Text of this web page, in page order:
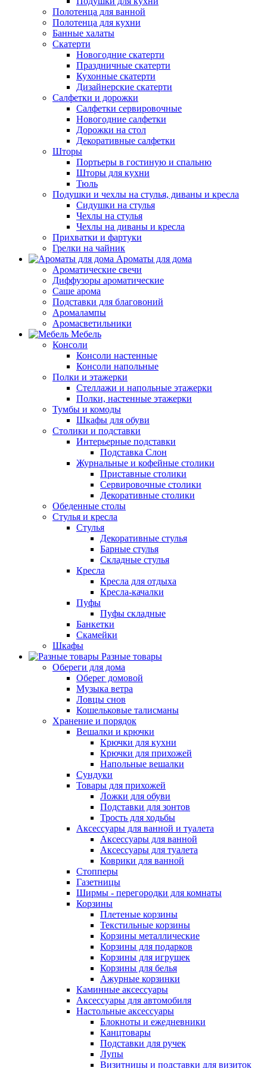
Полотенца для ванной
Полотенца для кухни
Банные халаты
Скатерти
Новогодние скатерти
Праздничные скатерти
Кухонные скатерти
Дизайнерские скатерти
Салфетки и дорожки
Салфетки сервировочные
Новогодние салфетки
Дорожки на стол
Декоративные салфетки
Шторы
Портьеры в гостиную и спальню
Шторы для кухни
Тюль
Подушки и чехлы на стулья, диваны и кресла
Сидушки на стулья
Чехлы на стулья
Чехлы на диваны и кресла
Прихватки и фартуки
Грелки на чайник
Ароматы для дома
Ароматические свечи
Диффузоры ароматические
Саше арома
Подставки для благовоний
Аромалампы
Аромасветильники
Мебель
Консоли
Консоли настенные
Консоли напольные
Полки и этажерки
Стеллажи и напольные этажерки
Полки, настенные этажерки
Тумбы и комоды
Шкафы для обуви
Столики и подставки
Интерьерные подставки
Подставка Слон
Журнальные и кофейные столики
Приставные столики
Сервировочные столики
Декоративные столики
Обеденные столы
Стулья и кресла
Стулья
Декоративные стулья
Барные стулья
Складные стулья
Кресла
Кресла для отдыха
Кресла-качалки
Пуфы
Пуфы складные
Банкетки
Скамейки
Шкафы
Разные товары
Обереги для дома
Оберег домовой
Музыка ветра
Ловцы снов
Кошельковые талисманы
Хранение и порядок
Вешалки и крючки
Крючки для кухни
Крючки для прихожей
Напольные вешалки
Сундуки
Товары для прихожей
Ложки для обуви
Подставки для зонтов
Трость для ходьбы
Аксессуары для ванной и туалета
Аксессуары для ванной
Аксессуары для туалета
Коврики для ванной
Стопперы
Газетницы
Ширмы - перегородки для комнаты
Корзины
Плетеные корзины
Текстильные корзины
Корзины металлические
Корзины для подарков
Корзины для игрушек
Корзины для белья
Ажурные корзинки
Каминные аксессуары
Аксессуары для автомобиля
Настольные аксессуары
Блокноты и ежедневники
Канцтовары
Подставки для ручек
Лупы
Визитницы и подставки для визиток